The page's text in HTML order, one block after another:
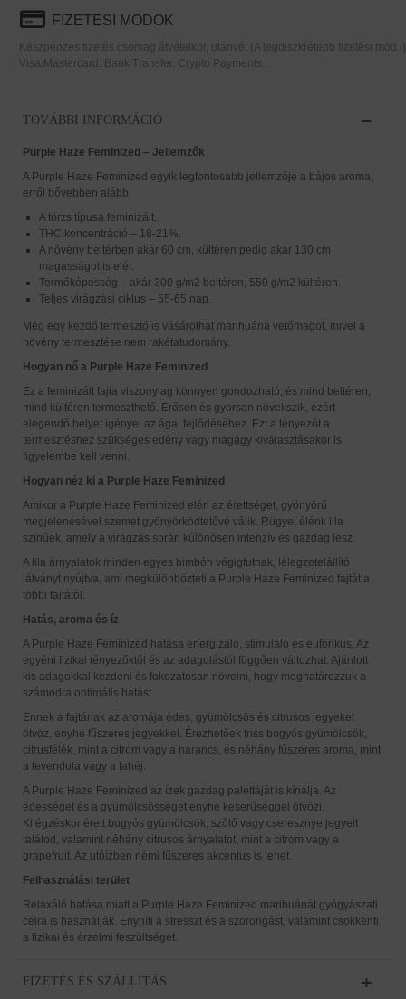
FIZETESI MODOK
Készpénzes fizetés csomag átvételkor, utánvét (A legdiszkrétebb fizetési mód.
Visa/Mastercard. Bank Transfer. Crypto Payments.
TOVÁBBI INFORMÁCIÓ
Purple Haze Feminized – Jellemzők
A Purple Haze Feminized egyik legfontosabb jellemzője a bájos aroma,
erről bővebben alább.
A törzs típusa feminizált.
THC koncentráció – 18-21%.
A növény beltérben akár 60 cm, kültéren pedig akár 130 cm
magasságot is elér.
Termőképesség – akár 300 g/m2 beltéren, 550 g/m2 kültéren.
Teljes virágzási ciklus – 55-65 nap.
Még egy kezdő termesztő is vásárolhat marihuána vetőmagot, mivel a
növény termesztése nem rakétatudomány.
Hogyan nő a Purple Haze Feminized
Ez a feminizált fajta viszonylag könnyen gondozható, és mind beltéren,
mind kültéren termeszthető. Erősen és gyorsan növekszik, ezért
elegendő helyet igényel az ágai fejlődéséhez. Ezt a tényezőt a
termesztéshez szükséges edény vagy magágy kiválasztásakor is
figyelembe kell venni.
Hogyan néz ki a Purple Haze Feminized
Amikor a Purple Haze Feminized eléri az érettséget, gyönyörű
megjelenésével szemet gyönyörködtetővé válik. Rügyei élénk lila
színűek, amely a virágzás során különösen intenzív és gazdag lesz.
A lila árnyalatok minden egyes bimbón végigfutnak, lélegzetelállító
látványt nyújtva, ami megkülönbözteti a Purple Haze Feminized fajtát a
többi fajtától.
Hatás, aroma és íz
A Purple Haze Feminized hatása energizáló, stimuláló és eufórikus. Az
egyéni fizikai tényezőktől és az adagolástól függően változhat. Ajánlott
kis adagokkal kezdeni és fokozatosan növelni, hogy meghatározzuk a
számodra optimális hatást.
Ennek a fajtának az aromája édes, gyümölcsös és citrusos jegyeket
ötvöz, enyhe fűszeres jegyekkel. Érezhetőek friss bogyós gyümölcsök,
citrusfélék, mint a citrom vagy a narancs, és néhány fűszeres aroma, mint
a levendula vagy a fahéj.
A Purple Haze Feminized az ízek gazdag palettáját is kínálja. Az
édességet és a gyümölcsösséget enyhe keserűséggel ötvözi.
Kilégzéskor érett bogyós gyümölcsök, szőlő vagy cseresznye jegyeit
találod, valamint néhány citrusos árnyalatot, mint a citrom vagy a
grapefruit. Az utóízben némi fűszeres akcentus is lehet.
Felhasználási terület
Relaxáló hatása miatt a Purple Haze Feminized marihuánát gyógyászati
célra is használják. Enyhíti a stresszt és a szorongást, valamint csökkenti
a fizikai és érzelmi feszültséget.
FIZETÉS ÉS SZÁLLÍTÁS